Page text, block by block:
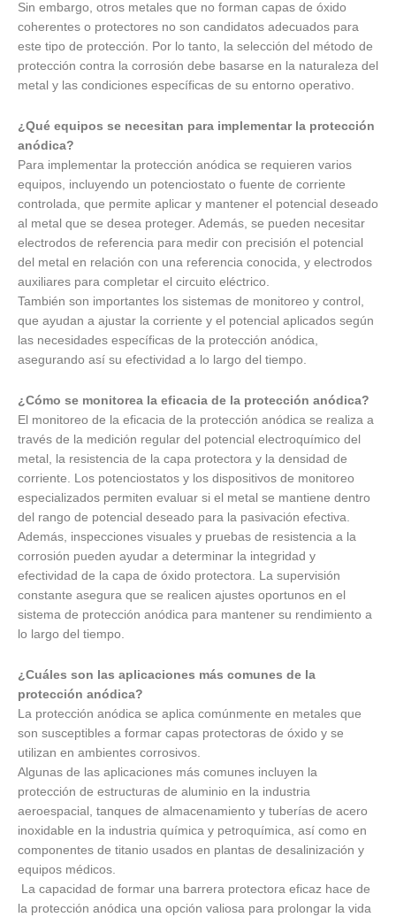
Sin embargo, otros metales que no forman capas de óxido
coherentes o protectores no son candidatos adecuados para
este tipo de protección. Por lo tanto, la selección del método de
protección contra la corrosión debe basarse en la naturaleza del
metal y las condiciones específicas de su entorno operativo.
¿Qué equipos se necesitan para implementar la protección
anódica?
Para implementar la protección anódica se requieren varios
equipos, incluyendo un potenciostato o fuente de corriente
controlada, que permite aplicar y mantener el potencial deseado
al metal que se desea proteger. Además, se pueden necesitar
electrodos de referencia para medir con precisión el potencial
del metal en relación con una referencia conocida, y electrodos
auxiliares para completar el circuito eléctrico.
También son importantes los sistemas de monitoreo y control,
que ayudan a ajustar la corriente y el potencial aplicados según
las necesidades específicas de la protección anódica,
asegurando así su efectividad a lo largo del tiempo.
¿Cómo se monitorea la eficacia de la protección anódica?
El monitoreo de la eficacia de la protección anódica se realiza a
través de la medición regular del potencial electroquímico del
metal, la resistencia de la capa protectora y la densidad de
corriente. Los potenciostatos y los dispositivos de monitoreo
especializados permiten evaluar si el metal se mantiene dentro
del rango de potencial deseado para la pasivación efectiva.
Además, inspecciones visuales y pruebas de resistencia a la
corrosión pueden ayudar a determinar la integridad y
efectividad de la capa de óxido protectora. La supervisión
constante asegura que se realicen ajustes oportunos en el
sistema de protección anódica para mantener su rendimiento a
lo largo del tiempo.
¿Cuáles son las aplicaciones más comunes de la
protección anódica?
La protección anódica se aplica comúnmente en metales que
son susceptibles a formar capas protectoras de óxido y se
utilizan en ambientes corrosivos.
Algunas de las aplicaciones más comunes incluyen la
protección de estructuras de aluminio en la industria
aeroespacial, tanques de almacenamiento y tuberías de acero
inoxidable en la industria química y petroquímica, así como en
componentes de titanio usados en plantas de desalinización y
equipos médicos.
La capacidad de formar una barrera protectora eficaz hace de
la protección anódica una opción valiosa para prolongar la vida